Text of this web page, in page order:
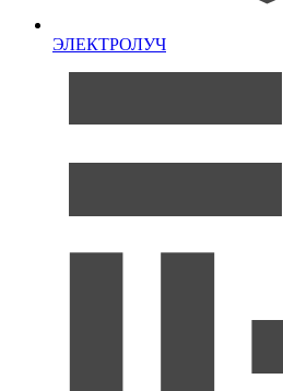
ЭЛЕКТРОЛУЧ